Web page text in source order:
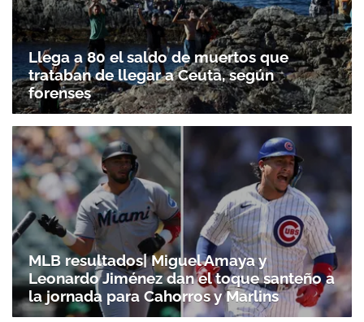
Gracias por suscribirte a nuestro boletín.
Llega a 80 el saldo de muertos que
trataban de llegar a Ceuta, según
forenses
MLB resultados| Miguel Amaya y
Leonardo Jiménez dan el toque santeño a
la jornada para Cahorros y Marlins